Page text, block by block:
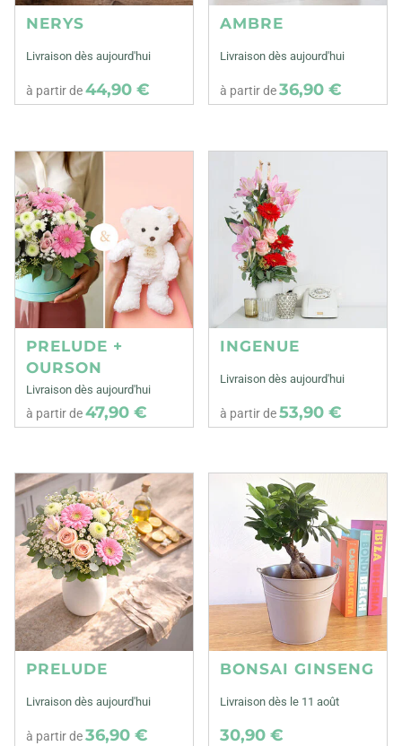
NERYS
Livraison dès aujourd'hui
à partir de44,90 €
AMBRE
Livraison dès aujourd'hui
à partir de36,90 €
PRELUDE +
OURSON
Livraison dès aujourd'hui
à partir de47,90 €
INGENUE
Livraison dès aujourd'hui
à partir de53,90 €
PRELUDE
Livraison dès aujourd'hui
à partir de36,90 €
BONSAI GINSENG
Livraison dès le 11 août
30,90 €